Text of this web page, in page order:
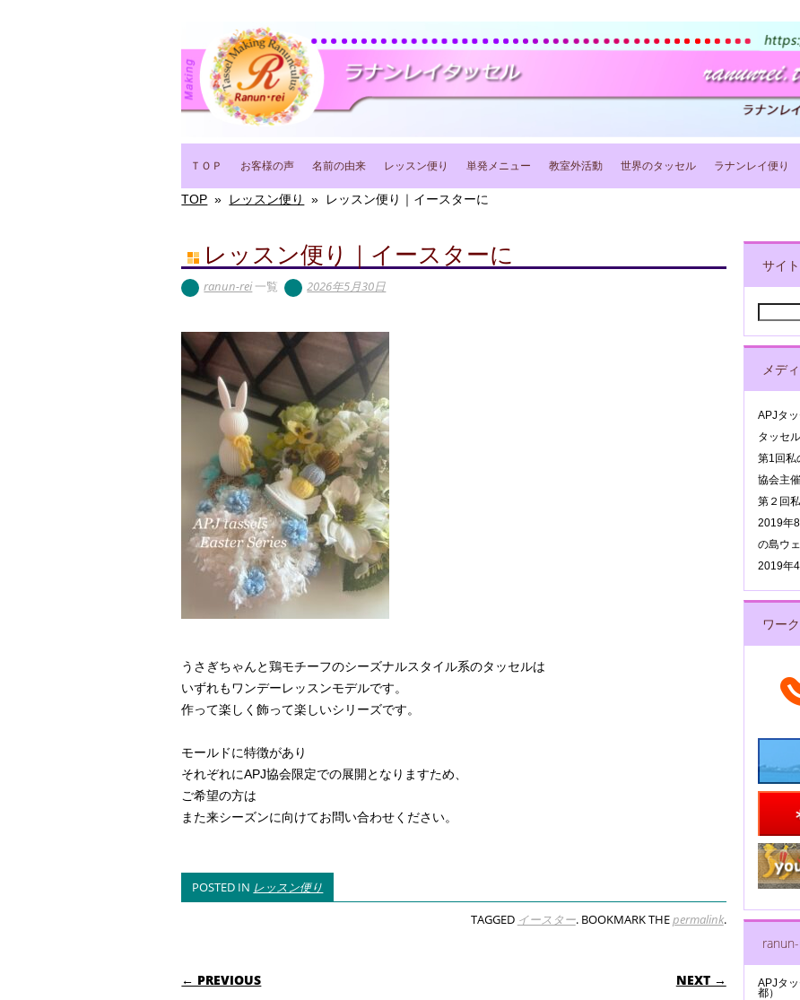
Main menu
content
ＴＯＰ お客様の声 名前の由来 レッスン便り 単発メニュー 教室外活動 世界のタッセル ラナンレイ便り
TOP » レッスン便り » レッスン便り｜イースターに
レッスン便り｜イースターに
ranun-rei 一覧 2026年5月30日
うさぎちゃんと鶏モチーフのシーズナルスタイル系のタッセルは
いずれもワンデーレッスンモデルです。
作って楽しく飾って楽しいシリーズです。
モールドに特徴があり
それぞれにAPJ協会限定での展開となりますため、
ご希望の方は
また来シーズンに向けてお問い合わせください。
POSTED IN レッスン便り
TAGGED イースター. BOOKMARK THEpermalink.
POST NAVIGATION
← PREVIOUS NEXT →
サイ
メデ
APJタ
タッセ
第1回私
協会主催
第２回
2019年
の島ウ
2019年
ワー
APJタ
都）